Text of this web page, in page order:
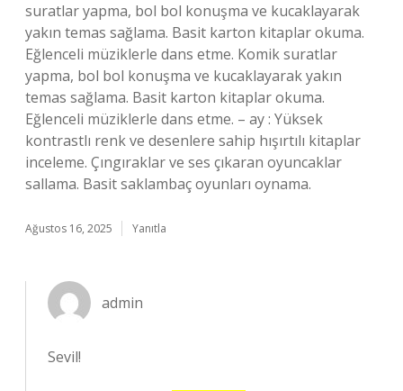
suratlar yapma, bol bol konuşma ve kucaklayarak
yakın temas sağlama. Basit karton kitaplar okuma.
Eğlenceli müziklerle dans etme. Komik suratlar
yapma, bol bol konuşma ve kucaklayarak yakın
temas sağlama. Basit karton kitaplar okuma.
Eğlenceli müziklerle dans etme. – ay : Yüksek
kontrastlı renk ve desenlere sahip hışırtılı kitaplar
inceleme. Çıngıraklar ve ses çıkaran oyuncaklar
sallama. Basit saklambaç oyunları oynama.
Ağustos 16, 2025 Yanıtla
admin
Sevil!